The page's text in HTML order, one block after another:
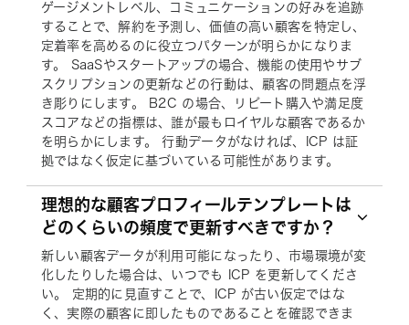
ゲージメントレベル、コミュニケーションの好みを追跡
することで、解約を予測し、価値の高い顧客を特定し、
定着率を高めるのに役立つパターンが明らかになりま
す。 SaaSやスタートアップの場合、機能の使用やサブ
スクリプションの更新などの行動は、顧客の問題点を浮
き彫りにします。 B2C の場合、リピート購入や満足度
スコアなどの指標は、誰が最もロイヤルな顧客であるか
を明らかにします。 行動データがなければ、ICP は証
拠ではなく仮定に基づいている可能性があります。
理想的な顧客プロフィールテンプレートは
どのくらいの頻度で更新すべきですか？
新しい顧客データが利用可能になったり、市場環境が変
化したりした場合は、いつでも ICP を更新してくださ
い。 定期的に見直すことで、ICP が古い仮定ではな
く、実際の顧客に即したものであることを確認できま